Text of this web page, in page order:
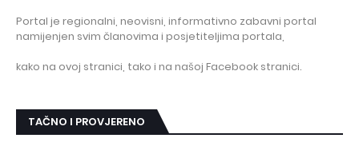
Portal je regionalni, neovisni, informativno zabavni portal
namijenjen svim članovima i posjetiteljima portala,
kako na ovoj stranici, tako i na našoj Facebook stranici.
TAČNO I PROVJERENO